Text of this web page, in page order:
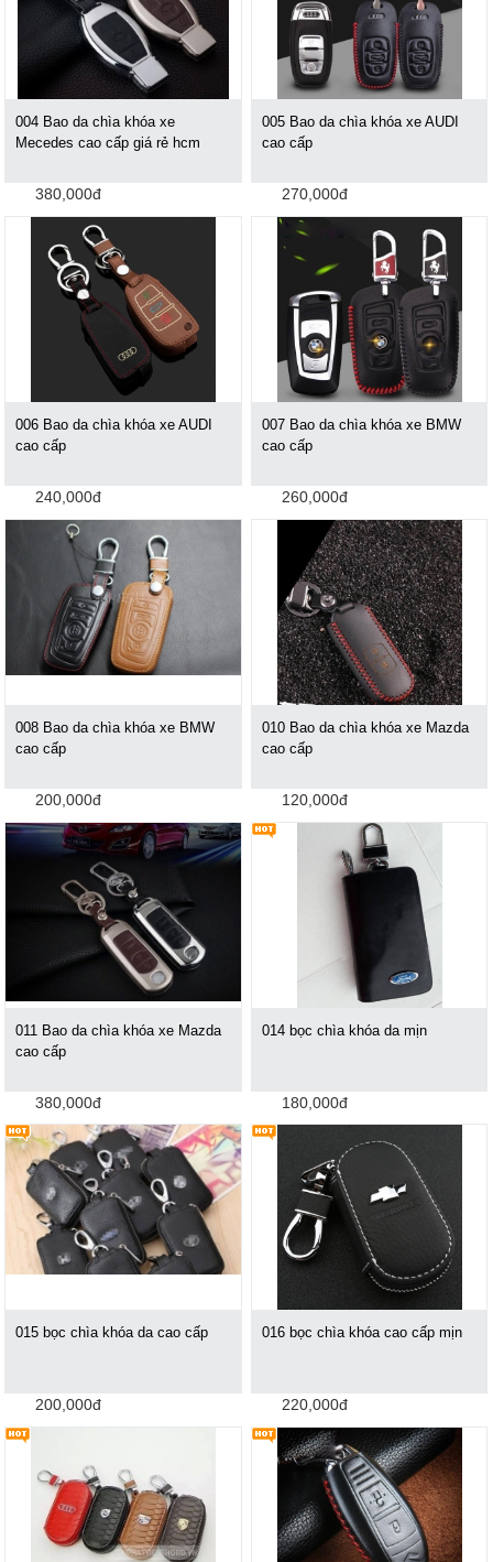
004 Bao da chìa khóa xe
Mecedes cao cấp giá rẻ hcm
380,000đ
005 Bao da chìa khóa xe AUDI
cao cấp
270,000đ
006 Bao da chìa khóa xe AUDI
cao cấp
240,000đ
007 Bao da chìa khóa xe BMW
cao cấp
260,000đ
008 Bao da chìa khóa xe BMW
cao cấp
200,000đ
010 Bao da chìa khóa xe Mazda
cao cấp
120,000đ
011 Bao da chìa khóa xe Mazda
cao cấp
380,000đ
014 bọc chìa khóa da mịn
180,000đ
015 bọc chìa khóa da cao cấp
200,000đ
016 bọc chìa khóa cao cấp mịn
220,000đ